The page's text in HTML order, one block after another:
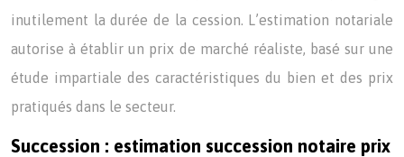
inutilement la durée de la cession. L’estimation notariale
autorise à établir un prix de marché réaliste, basé sur une
étude impartiale des caractéristiques du bien et des prix
pratiqués dans le secteur.
Succession : estimation succession notaire prix